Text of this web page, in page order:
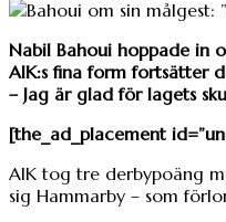
Nabil Bahoui hoppade in
AIK:s fina form fortsätter
– Jag är glad för lagets
[the_ad_placement
AIK tog tre derbypoäng
sig Hammarby – som